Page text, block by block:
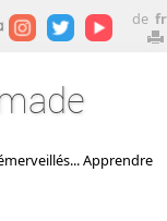
de fr
Apprendre